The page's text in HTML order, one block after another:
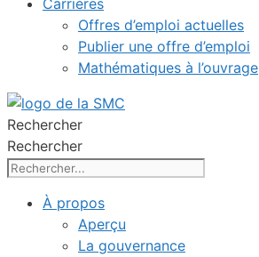
Carrières
Offres d’emploi actuelles
Publier une offre d’emploi
Mathématiques à l’ouvrage
Rechercher
Rechercher
À propos
Aperçu
La gouvernance